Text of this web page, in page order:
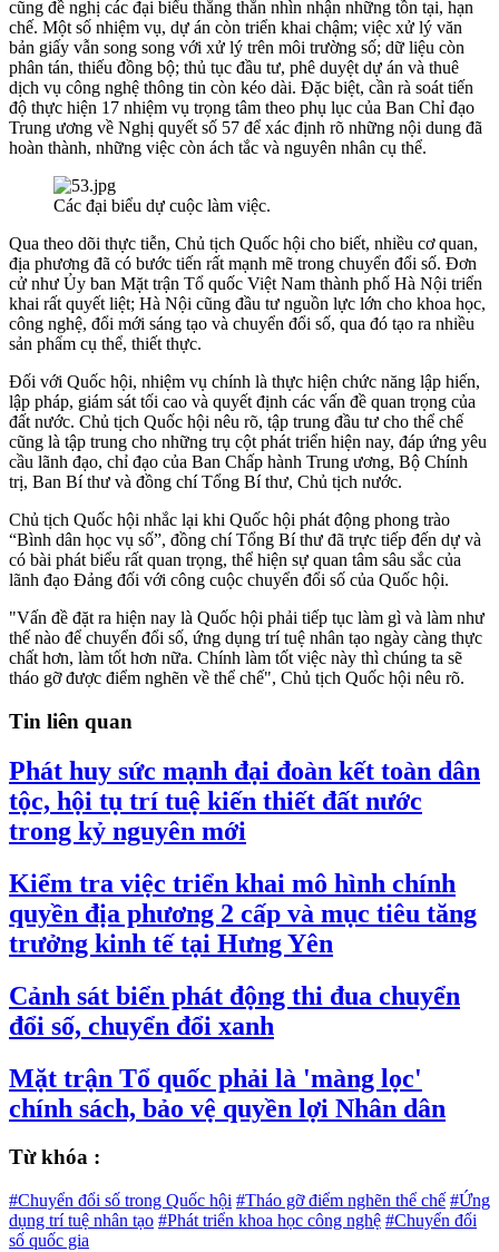
cũng đề nghị các đại biểu thẳng thắn nhìn nhận những tồn tại, hạn
chế. Một số nhiệm vụ, dự án còn triển khai chậm; việc xử lý văn
bản giấy vẫn song song với xử lý trên môi trường số; dữ liệu còn
phân tán, thiếu đồng bộ; thủ tục đầu tư, phê duyệt dự án và thuê
dịch vụ công nghệ thông tin còn kéo dài. Đặc biệt, cần rà soát tiến
độ thực hiện 17 nhiệm vụ trọng tâm theo phụ lục của Ban Chỉ đạo
Trung ương về Nghị quyết số 57 để xác định rõ những nội dung đã
hoàn thành, những việc còn ách tắc và nguyên nhân cụ thể.
Các đại biểu dự cuộc làm việc.
Qua theo dõi thực tiễn, Chủ tịch Quốc hội cho biết, nhiều cơ quan,
địa phương đã có bước tiến rất mạnh mẽ trong chuyển đổi số. Đơn
cử như Ủy ban Mặt trận Tổ quốc Việt Nam thành phố Hà Nội triển
khai rất quyết liệt; Hà Nội cũng đầu tư nguồn lực lớn cho khoa học,
công nghệ, đổi mới sáng tạo và chuyển đổi số, qua đó tạo ra nhiều
sản phẩm cụ thể, thiết thực.
Đối với Quốc hội, nhiệm vụ chính là thực hiện chức năng lập hiến,
lập pháp, giám sát tối cao và quyết định các vấn đề quan trọng của
đất nước. Chủ tịch Quốc hội nêu rõ, tập trung đầu tư cho thể chế
cũng là tập trung cho những trụ cột phát triển hiện nay, đáp ứng yêu
cầu lãnh đạo, chỉ đạo của Ban Chấp hành Trung ương, Bộ Chính
trị, Ban Bí thư và đồng chí Tổng Bí thư, Chủ tịch nước.
Chủ tịch Quốc hội nhắc lại khi Quốc hội phát động phong trào
“Bình dân học vụ số”, đồng chí Tổng Bí thư đã trực tiếp đến dự và
có bài phát biểu rất quan trọng, thể hiện sự quan tâm sâu sắc của
lãnh đạo Đảng đối với công cuộc chuyển đổi số của Quốc hội.
"Vấn đề đặt ra hiện nay là Quốc hội phải tiếp tục làm gì và làm như
thế nào để chuyển đổi số, ứng dụng trí tuệ nhân tạo ngày càng thực
chất hơn, làm tốt hơn nữa. Chính làm tốt việc này thì chúng ta sẽ
tháo gỡ được điểm nghẽn về thể chế", Chủ tịch Quốc hội nêu rõ.
Tin liên quan
Phát huy sức mạnh đại đoàn kết toàn dân
tộc, hội tụ trí tuệ kiến thiết đất nước
trong kỷ nguyên mới
Kiểm tra việc triển khai mô hình chính
quyền địa phương 2 cấp và mục tiêu tăng
trưởng kinh tế tại Hưng Yên
Cảnh sát biển phát động thi đua chuyển
đổi số, chuyển đổi xanh
Mặt trận Tổ quốc phải là 'màng lọc'
chính sách, bảo vệ quyền lợi Nhân dân
Từ khóa :
#Chuyển đổi số trong Quốc hội #Tháo gỡ điểm nghẽn thể chế #Ứng
dụng trí tuệ nhân tạo #Phát triển khoa học công nghệ #Chuyển đổi
số quốc gia